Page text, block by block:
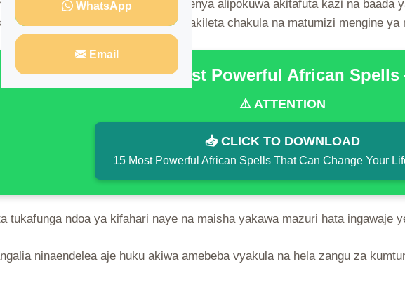
WhatsApp
Email
nilipatana na bwanagu huko Kenya alipokuwa akitafuta kazi na
nyumbani nitulie sababu atkuwa akileta chakula na matumizi mengine ya
🌍 Discover the 15 Most Powerful African
⚠️ ATTENTION
📥 CLICK TO DOWNLOAD
15 Most Powerful African Spells That Can Change Your
tukafunga ndoa ya kifahari naye na maisha yakawa mazuri hata ingawaje
ninaendelea aje huku akiwa amebeba vyakula na hela zangu za